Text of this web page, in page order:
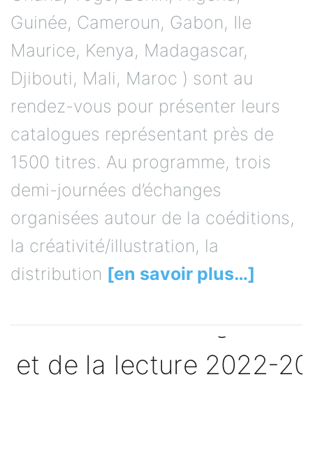
Guinée, Cameroun, Gabon, Ile
Maurice, Kenya, Madagascar,
Djibouti, Mali, Maroc ) sont au
rendez-vous pour présenter leurs
catalogues représentant près de
1500 titres. Au programme, trois
demi-journées d’échanges
organisées autour de la coéditions,
la créativité/illustration, la
distribution [en savoir plus…]